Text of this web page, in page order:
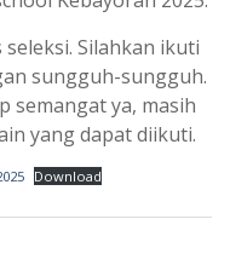
Silahkan ikuti
sungguh-sungguh.
semangat ya, masih
yang dapat diikuti.
Download